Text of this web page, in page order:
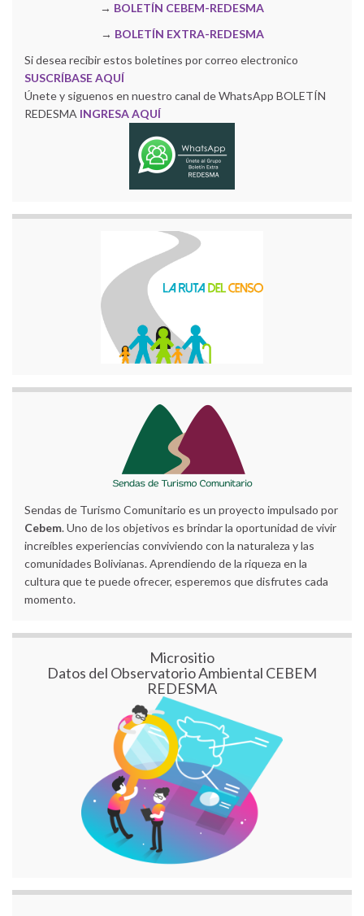
→ BOLETÍN CEBEM-REDESMA
→ BOLETÍN EXTRA-REDESMA
Si desea recibir estos boletines por correo electronico
SUSCRÍBASE AQUÍ
Únete y siguenos en nuestro canal de WhatsApp BOLETÍN
REDESMA INGRESA AQUÍ
Sendas de Turismo Comunitario es un proyecto impulsado por
Cebem. Uno de los objetivos es brindar la oportunidad de vivir
increíbles experiencias conviviendo con la naturaleza y las
comunidades Bolivianas. Aprendiendo de la riqueza en la
cultura que te puede ofrecer, esperemos que disfrutes cada
momento.
Micrositio
Datos del Observatorio Ambiental CEBEM
REDESMA